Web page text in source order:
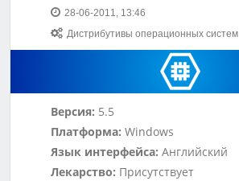
28-06-2011, 13:46
Дистрибутивы операционных систем
Версия: 5.5
Платформа: Windows
Язык интерфейса: Английский
Лекарство: Присутствует